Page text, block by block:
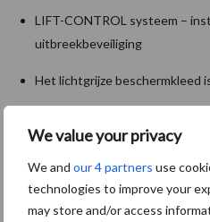
We value your privacy
We and our 4 partners use
technologies to improve your
may store and/or access
LIFT-CONTROL systeem –
uitbreekbeveiliging
Het lichtgrijze beschermkleed
bodemvrijheid
Transportpositie: verticaal
Optionele parkeersteunen